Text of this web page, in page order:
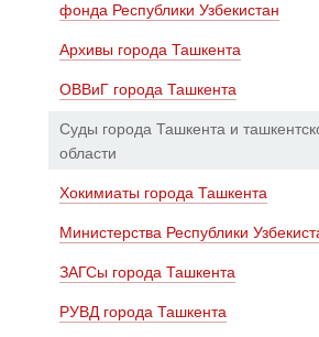
фонда Республики Узбекистан
Архивы города Ташкента
ОВВиГ города Ташкента
Суды города Ташкента и
области
Хокимиаты города Ташкента
Министерства Республики
ЗАГСы города Ташкента
РУВД города Ташкента